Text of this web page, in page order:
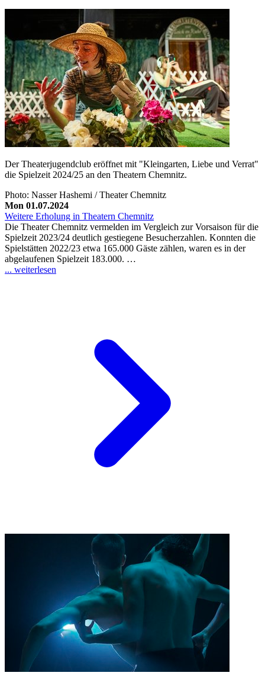
Der Theaterjugendclub eröffnet mit "Kleingarten, Liebe und Verrat"
die Spielzeit 2024/25 an den Theatern Chemnitz.
Photo: Nasser Hashemi / Theater Chemnitz
Mon 01.07.2024
Weitere Erholung in Theatern Chemnitz
Die Theater Chemnitz vermelden im Vergleich zur Vorsaison für die
Spielzeit 2023/24 deutlich gestiegene Besucherzahlen. Konnten die
Spielstätten 2022/23 etwa 165.000 Gäste zählen, waren es in der
abgelaufenen Spielzeit 183.000. …
... weiterlesen